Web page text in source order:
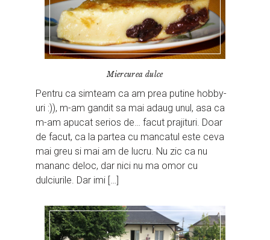
Miercurea dulce
Pentru ca simteam ca am prea putine hobby-
uri :)), m-am gandit sa mai adaug unul, asa ca
m-am apucat serios de… facut prajituri. Doar
de facut, ca la partea cu mancatul este ceva
mai greu si mai am de lucru. Nu zic ca nu
mananc deloc, dar nici nu ma omor cu
dulciurile. Dar imi […]